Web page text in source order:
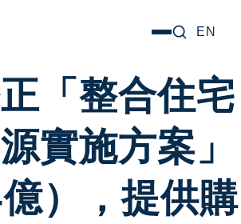
選
EN
「整合住宅
實施方案」
億），提供購